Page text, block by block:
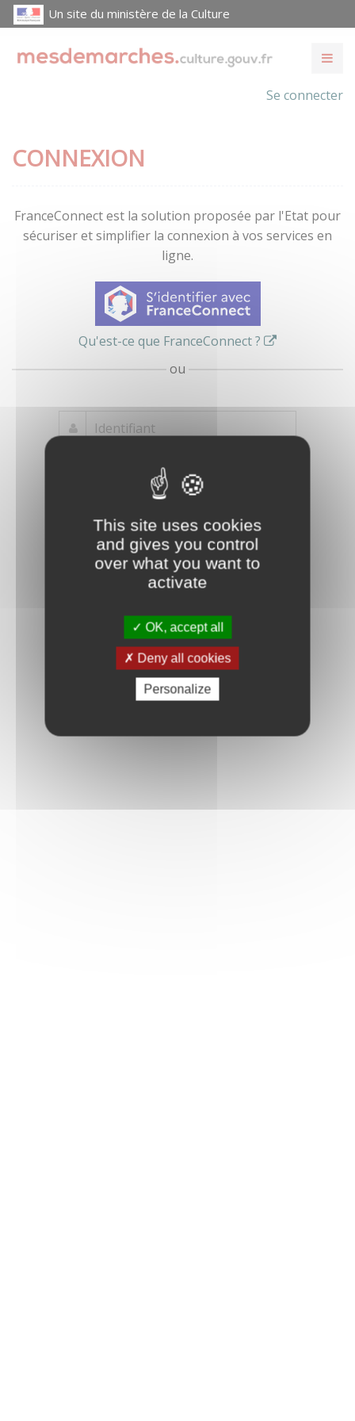
This site uses cookies
and gives you control
over what you want to
activate
OK, accept all
Deny all cookies
Personalize
Un site du ministère de la Culture
Se connecter
CONNEXION
FranceConnect est la solution proposée par l'Etat pour
sécuriser et simplifier la connexion à vos services en
ligne.
Qu'est-ce que FranceConnect ?
ou
oublié ?
compte
Connexion